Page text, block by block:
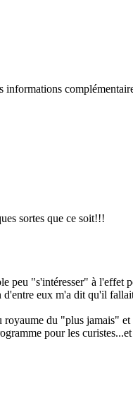
informations
sortes que ce soit!!!
peu "s'intéresser" à l'effet
eux m'a dit qu'il
royaume du "plus jamais"
pour les